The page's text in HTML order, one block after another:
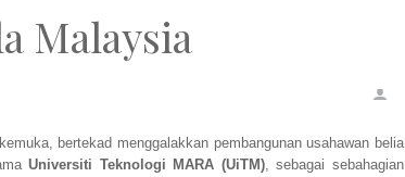
Malaysia
bertekad menggalakkan pembangunan usahawan belia
Universiti Teknologi MARA (UiTM), sebagai sebahagian